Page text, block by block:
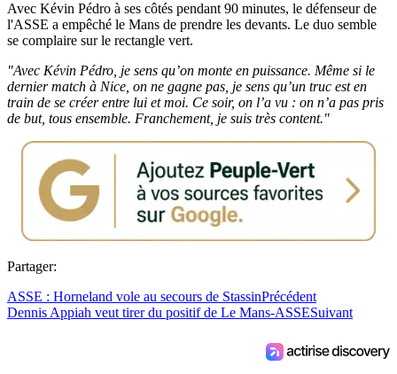
Avec Kévin Pédro à ses côtés pendant 90 minutes, le défenseur de
l'ASSE a empêché le Mans de prendre les devants. Le duo semble
se complaire sur le rectangle vert.
"Avec Kévin Pédro, je sens qu’on monte en puissance. Même si le
dernier match à Nice, on ne gagne pas, je sens qu’un truc est en
train de se créer entre lui et moi. Ce soir, on l’a vu : on n’a pas pris
de but, tous ensemble. Franchement, je suis très content."
Partager:
ASSE : Horneland vole au secours de StassinPrécédent
Dennis Appiah veut tirer du positif de Le Mans-ASSESuivant